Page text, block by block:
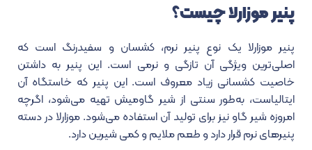
پنیر موزارلا چیست؟
پنیر موزارلا یک نوع پنیر نرم، کشسان و سفیدرنگ است که
اصلی‌ترین ویژگی آن تازگی و نرمی است. این پنیر به داشتن
خاصیت کشسانی زیاد معروف است. این پنیر که خاستگاه آن
ایتالیاست، به‌طور سنتی از شیر گاومیش تهیه می‌شود، اگرچه
امروزه شیر گاو نیز برای تولید آن استفاده می‌شود. موزارلا در دسته
پنیرهای نرم قرار دارد و طعم ملایم و کمی شیرین دارد.